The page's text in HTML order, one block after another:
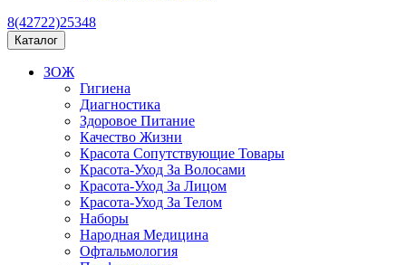
8(42722)25348
Каталог
ЗОЖ
Гигиена
Диагностика
Здоровое Питание
Качество Жизни
Красота Сопутствующие Товары
Красота-Уход За Волосами
Красота-Уход За Лицом
Красота-Уход За Телом
Наборы
Народная Медицина
Офтальмология